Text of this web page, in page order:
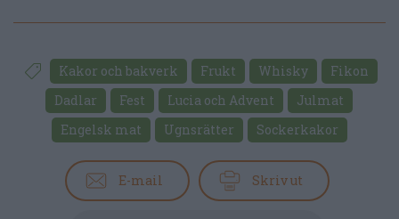
Kakor och bakverk Frukt Whisky
Fikon
Dadlar
Fest Lucia och Advent
Julmat
Engelsk mat
Ugnsrätter Sockerkakor
E-mail Skriv ut